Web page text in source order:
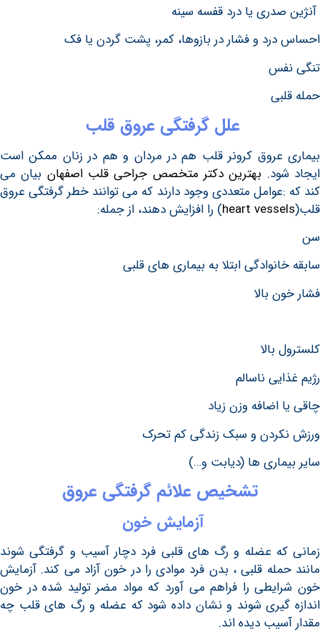
یا درد قفسه سینه
و فشار در بازوها، کمر، پشت گردن یا فک
علل گرفتگی عروق قلب
عروق کرونر قلب هم در مردان و هم در زنان ممکن است
بهترین دکتر متخصص جراحی قلب اصفهانبیان می
متعددی وجود دارند که می توانند خطر گرفتگی عروق
heart) را افزایش دهند، از جمله:
ابتلا به بیماری های قلبی
بالا
ناسالم
وزن زیاد
و سبک زندگی کم تحرک
ها (دیابت و…)
تشخیص علائم گرفتگی عروق
آزمایش خون
عضله و رگ های قلبی فرد دچار آسیب و گرفتگی شوند
قلبی ، بدن فرد موادی را در خون آزاد می کند. آزمایش
را فراهم می آورد که مواد مضر تولید شده در خون
گیری شوند و نشان داده شود که عضله و رگ های قلب چه
دیده اند.